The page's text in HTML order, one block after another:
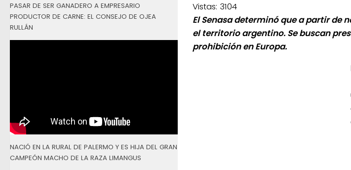
Vistas: 3104
El Senasa determinó que a partir de
el territorio argentino. Se buscan
prohibición en Europa.
PASAR DE SER GANADERO A EMPRESARIO
PRODUCTOR DE CARNE: EL CONSEJO DE OJEA
RULLÁN
NACIÓ EN LA RURAL DE PALERMO Y ES HIJA DEL GRAN
CAMPEÓN MACHO DE LA RAZA LIMANGUS